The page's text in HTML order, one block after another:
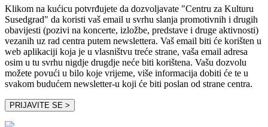
Klikom na kućicu potvrđujete da dozvoljavate "Centru za Kulturu
Susedgrad" da koristi vaš email u svrhu slanja promotivnih i drugih
obavijesti (pozivi na koncerte, izložbe, predstave i druge aktivnosti)
vezanih uz rad centra putem newslettera. Vaš email biti će korišten u
web aplikaciji koja je u vlasništvu treće strane, vaša email adresa
osim u tu svrhu nigdje drugdje neće biti korištena. Vašu dozvolu
možete povući u bilo koje vrijeme, više informacija dobiti će te u
svakom budućem newsletter-u koji će biti poslan od strane centra.